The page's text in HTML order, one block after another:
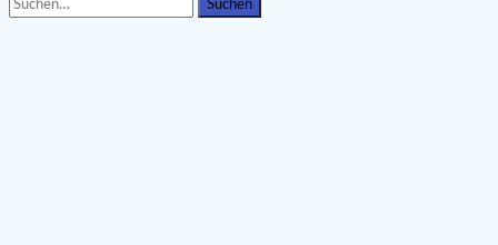
for: